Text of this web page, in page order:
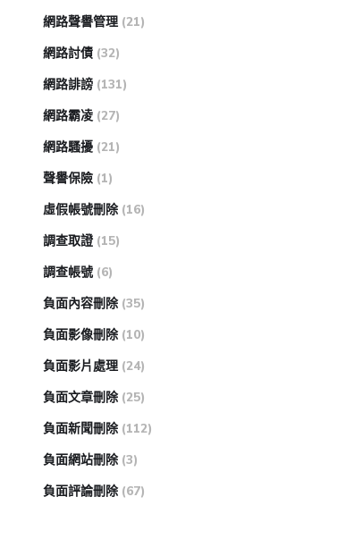
網路聲譽管理 (21)
網路討債 (32)
網路誹謗 (131)
網路霸凌 (27)
網路騷擾 (21)
聲譽保險 (1)
虛假帳號刪除 (16)
調查取證 (15)
調查帳號 (6)
負面內容刪除 (35)
負面影像刪除 (10)
負面影片處理 (24)
負面文章刪除 (25)
負面新聞刪除 (112)
負面網站刪除 (3)
負面評論刪除 (67)